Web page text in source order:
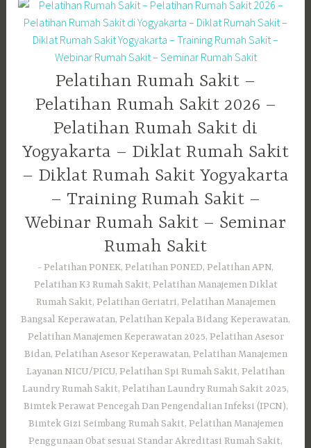
Pelatihan Rumah Sakit –
Pelatihan Rumah Sakit 2026 –
Pelatihan Rumah Sakit di
Yogyakarta – Diklat Rumah Sakit
– Diklat Rumah Sakit Yogyakarta
– Training Rumah Sakit –
Webinar Rumah Sakit – Seminar
Rumah Sakit
Pelatihan PONEK, Pelatihan PONED, Pelatihan APN,
Pelatihan K3 Rumah Sakit, Pelatihan Manajemen Diklat
Rumah Sakit, Pelatihan Geriatri, Pelatihan Manajemen
Bangsal Keperawatan, Pelatihan Kepala Bidang Keperawatan,
Pelatihan Manajemen Keperawatan 2025, Pelatihan Asesor
Bidan, Pelatihan Asesor Keperawatan, Pelatihan Manajemen
Layanan NICU/PICU, Pelatihan Spi Rumah Sakit, Pelatihan
Laundry Rumah Sakit, Pelatihan Laundry Rumah Sakit 2025,
Bimtek Perawat Pencegah Dan Pengendalian Infeksi (IPCN),
Bimtek Gizi Seimbang Rumah Sakit, Pelatihan Manajemen
Penggunaan Obat sesuai Standar Akreditasi Rumah Sakit,